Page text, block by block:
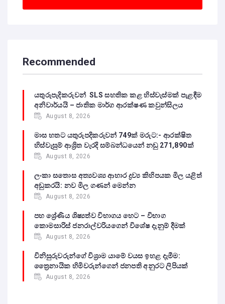
Recommended
යතුරුපැදිකරුවන් SLS සහතික කළ හිස්වැස්මක් පැළඳීම
අනිවාර්යයි – ජාතික මාර්ග ආරක්ෂණ කවුන්සිලය
August 8, 2026
මාස හතට යතුරුපදිකරුවන් 749ක් මරුට:- ආරක්ෂිත
හිස්වැසුම් ආශ්‍රිත වැරදි සම්බන්ධයෙන් නඩු 271,890ක්
August 8, 2026
ලංකා සතොස අත්‍යවශ්‍ය ආහාර ද්‍රව්‍ය කිහිපයක මිල යළිත්
අඩුකරයි: නව මිල ගණන් මෙන්න
August 8, 2026
පහ ශ්‍රේණිය ශිෂ්‍යත්ව විභාගය හෙට – විභාග
කොමසාරිස් ජනරාල්වරියගෙන් විශේෂ දැනුම් දීමක්
August 8, 2026
විනිසුරුවරුන්ගේ විශ්‍රාම යාමේ වයස ඉහළ දැමීම:
ත්‍රෛනායික හිමිවරුන්ගෙන් ජනපති අනුරට ලිපියක්
August 8, 2026